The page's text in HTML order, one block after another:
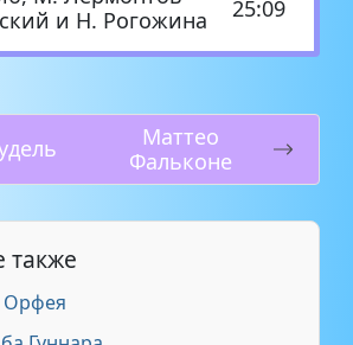
и Н. Рогожина
25:09
Маттео
Фальконе
также